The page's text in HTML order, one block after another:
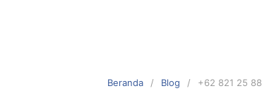
Beranda Blog +62 821 25